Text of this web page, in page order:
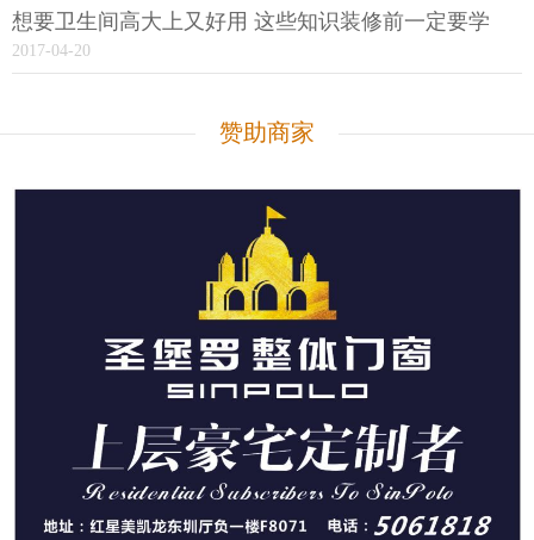
想要卫生间高大上又好用 这些知识装修前一定要学
2017-04-20
赞助商家